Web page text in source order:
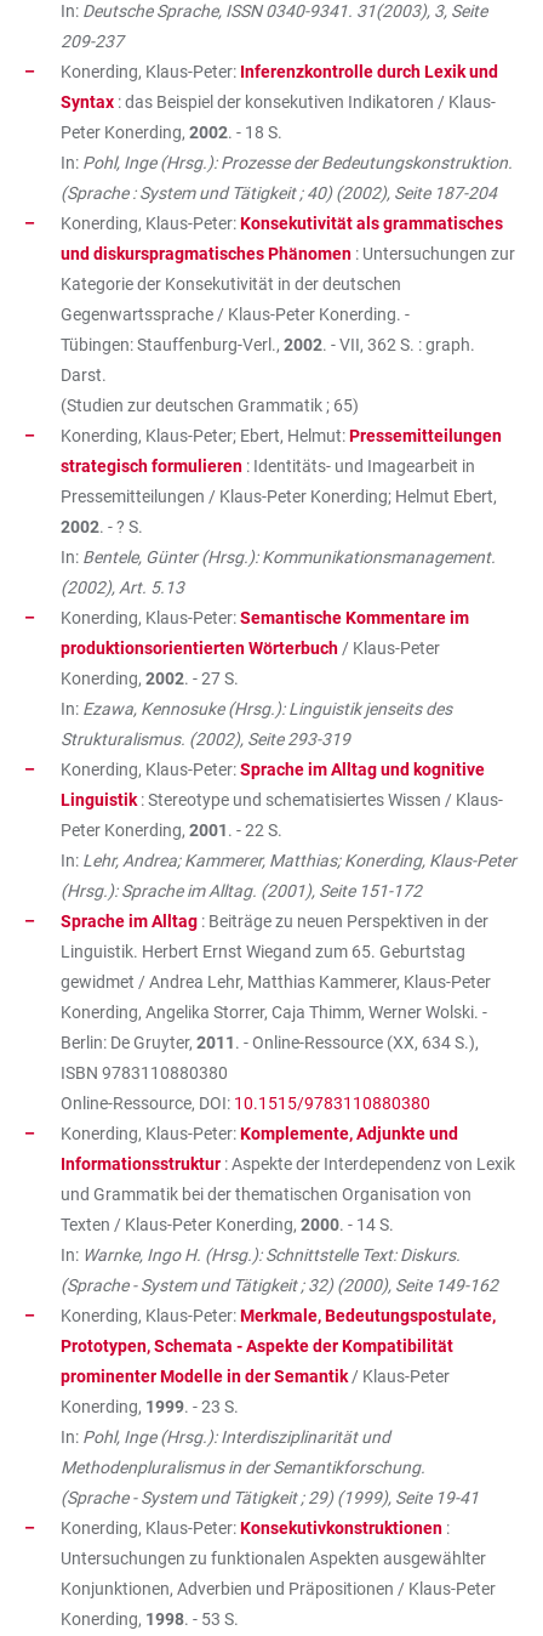
In: Deutsche Sprache, ISSN 0340-9341. 31(2003), 3, Seite
209-237
Konerding, Klaus-Peter: Inferenzkontrolle durch Lexik und
Syntax : das Beispiel der konsekutiven Indikatoren / Klaus-
Peter Konerding, 2002. - 18 S.
In: Pohl, Inge (Hrsg.): Prozesse der Bedeutungskonstruktion.
(Sprache : System und Tätigkeit ; 40) (2002), Seite 187-204
Konerding, Klaus-Peter:Konsekutivität als grammatisches
und diskurspragmatisches Phänomen : Untersuchungen zur
Kategorie der Konsekutivität in der deutschen
Gegenwartssprache / Klaus-Peter Konerding. -
Tübingen: Stauffenburg-Verl., 2002. - VII, 362 S. : graph.
Darst.
(Studien zur deutschen Grammatik ; 65)
Konerding, Klaus-Peter; Ebert, Helmut:Pressemitteilungen
strategisch formulieren : Identitäts- und Imagearbeit in
Pressemitteilungen / Klaus-Peter Konerding; Helmut Ebert,
2002. - ? S.
In: Bentele, Günter (Hrsg.): Kommunikationsmanagement.
(2002), Art. 5.13
Konerding, Klaus-Peter:Semantische Kommentare im
produktionsorientierten Wörterbuch / Klaus-Peter
Konerding, 2002. - 27 S.
In: Ezawa, Kennosuke (Hrsg.): Linguistik jenseits des
Strukturalismus. (2002), Seite 293-319
Konerding, Klaus-Peter:Sprache im Alltag und kognitive
Linguistik : Stereotype und schematisiertes Wissen / Klaus-
Peter Konerding, 2001. - 22 S.
In: Lehr, Andrea; Kammerer, Matthias; Konerding, Klaus-Peter
(Hrsg.): Sprache im Alltag. (2001), Seite 151-172
Sprache im Alltag : Beiträge zu neuen Perspektiven in der
Linguistik. Herbert Ernst Wiegand zum 65. Geburtstag
gewidmet / Andrea Lehr, Matthias Kammerer, Klaus-Peter
Konerding, Angelika Storrer, Caja Thimm, Werner Wolski. -
Berlin: De Gruyter, 2011. - Online-Ressource (XX, 634 S.),
ISBN 9783110880380
Online-Ressource, DOI: 10.1515/9783110880380
Konerding, Klaus-Peter:Komplemente, Adjunkte und
Informationsstruktur : Aspekte der Interdependenz von Lexik
und Grammatik bei der thematischen Organisation von
Texten / Klaus-Peter Konerding, 2000. - 14 S.
In: Warnke, Ingo H. (Hrsg.): Schnittstelle Text: Diskurs.
(Sprache - System und Tätigkeit ; 32) (2000), Seite 149-162
Konerding, Klaus-Peter:Merkmale, Bedeutungspostulate,
Prototypen, Schemata - Aspekte der Kompatibilität
prominenter Modelle in der Semantik / Klaus-Peter
Konerding, 1999. - 23 S.
In: Pohl, Inge (Hrsg.): Interdisziplinarität und
Methodenpluralismus in der Semantikforschung.
(Sprache - System und Tätigkeit ; 29) (1999), Seite 19-41
Konerding, Klaus-Peter:Konsekutivkonstruktionen :
Untersuchungen zu funktionalen Aspekten ausgewählter
Konjunktionen, Adverbien und Präpositionen / Klaus-Peter
Konerding, 1998. - 53 S.